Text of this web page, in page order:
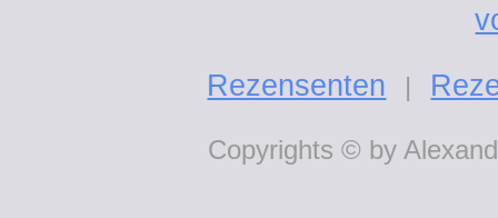
Rezensenten
|
Copyrights © by